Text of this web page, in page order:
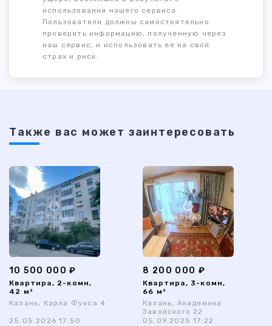
использования нашего сервиса.
Пользователи должны самостоятельно
проверять информацию, полученную через
наш сервис, и использовать ее на свой
страх и риск.
Также ваc может заинтересовать
10 500 000 ₽
Квартира, 2-комн,
42 м²
Казань, Карла Фукса 4
25.05.2026 17:50
8 200 000 ₽
Квартира, 3-комн,
66 м²
Казань, Академика
Завойского 22
05.09.2025 17:22